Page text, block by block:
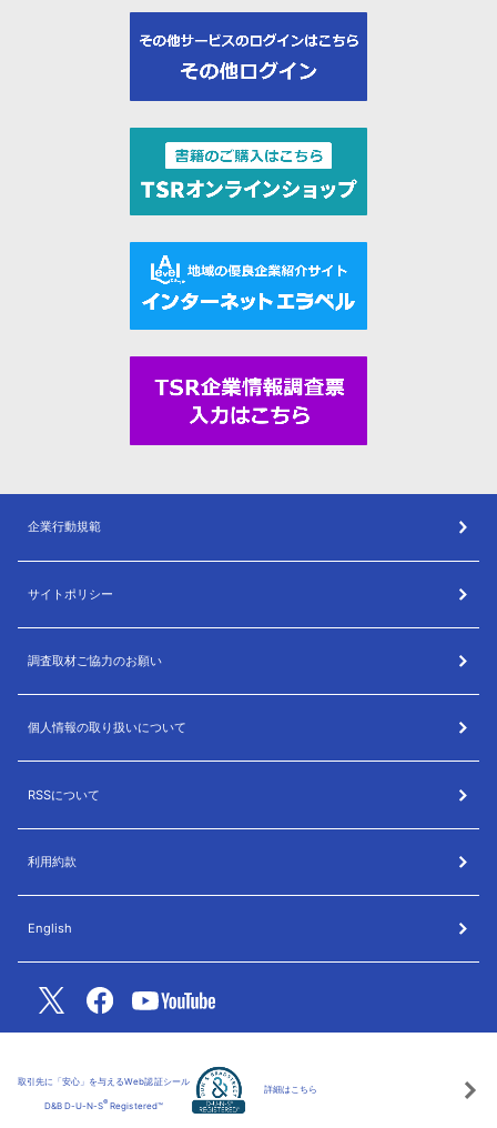
企業行動規範
サイトポリシー
調査取材ご協力のお願い
個人情報の取り扱いについて
RSSについて
利用約款
English
取引先に「安心」を与えるWeb認証シール
D&B D-U-N-S® Registered™
詳細はこちら